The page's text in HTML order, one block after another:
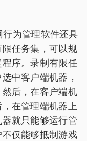
为管理软件还具
任务集，可以规
序。录制有限任
中客户端机器，
后，在客户端机
在管理端机器上
就只能够运行管
仅能够抵制游戏